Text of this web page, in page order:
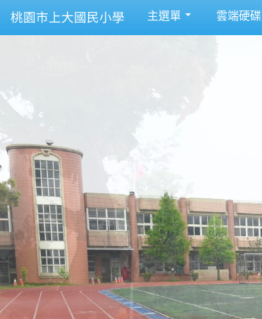
桃園市上大國民小學 主選單 雲端硬碟